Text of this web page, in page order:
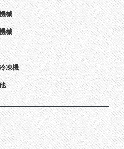
械
械
凍機